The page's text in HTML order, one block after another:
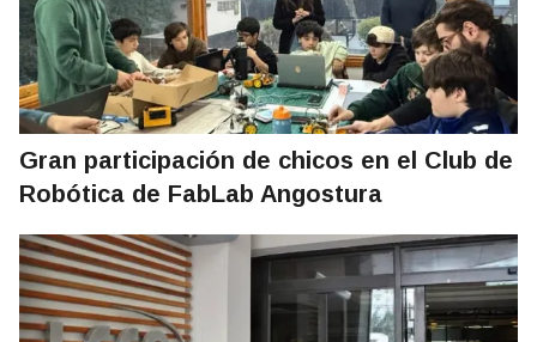
Gran participación de chicos en el Club de
Robótica de FabLab Angostura